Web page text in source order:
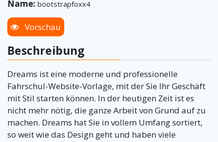
Name: bootstrapfoxx4
Vorschau
Beschreibung
Dreams ist eine moderne und professionelle
Fahrschul-Website-Vorlage, mit der Sie Ihr Geschäft
mit Stil starten können. In der heutigen Zeit ist es
nicht mehr nötig, die ganze Arbeit von Grund auf zu
machen. Dreams hat Sie in vollem Umfang sortiert,
so weit wie das Design geht und haben viele